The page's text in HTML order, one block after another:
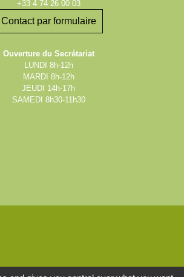
+33 4 74 26 00 03
Contact par formulaire
Ouverture du Secrétariat
LUNDI 8h-12h
MARDI 8h-12h
JEUDI 14h-17h
SAMEDI 8h30-11h30